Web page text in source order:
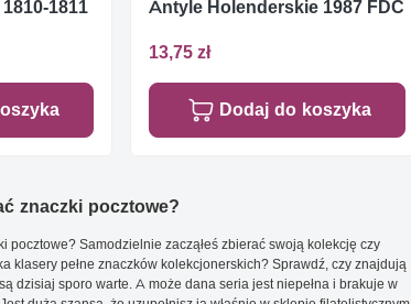
1811
Antyle Holenderskie 1987 FDC
13,75 zł
Dodaj do koszyka
znaczki pocztowe?
pocztowe? Samodzielnie zacząłeś zbierać swoją kolekcję czy
klasery pełne znaczków kolekcjonerskich? Sprawdź, czy znajdują
dzisiaj sporo warte. A może dana seria jest niepełna i brakuje w